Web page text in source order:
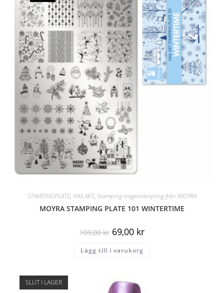
STAMPINGPLATE, NAILART, Stamping-nagelstämpling från MOYRA
MOYRA STAMPING PLATE 101 WINTERTIME
109,00kr 69,00 kr
Lägg till i varukorg
SLUT I LAGER